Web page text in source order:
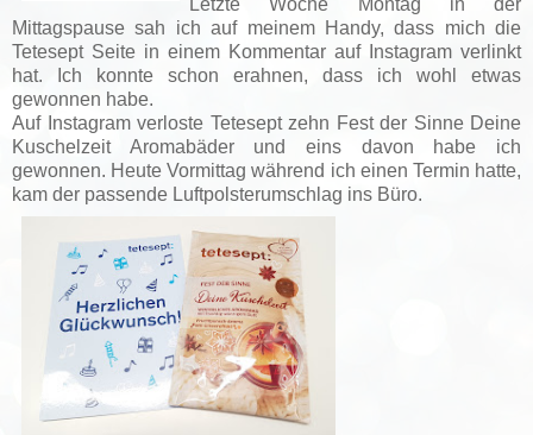
Mittagspause sah ich auf meinem Handy, dass mich die
Tetesept Seite in einem Kommentar auf Instagram verlinkt
hat. Ich konnte schon erahnen, dass ich wohl etwas
gewonnen habe.
Auf Instagram verloste Tetesept zehn Fest der Sinne Deine
Kuschelzeit Aromabäder und eins davon habe ich
gewonnen. Heute Vormittag während ich einen Termin hatte,
kam der passende Luftpolsterumschlag ins Büro.